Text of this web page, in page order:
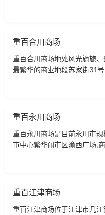
营国内外商品大类17个，是
重百合川商场
重百合川商场地处风光旖旎
最繁华的商业地段苏家街31
重百永川商场
重百永川商场是目前永川市
市中心繁华闹市区渝西广场,
重百江津商场
重百江津商场位于江津市几